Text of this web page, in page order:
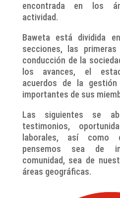
encontrada en los
actividad.
Baweta está dividida
secciones, las
conducción de la
los avances, el
acuerdos de la
importantes de sus
Las siguientes se
testimonios,
laborales, así como
pensemos sea de
comunidad, sea de
áreas geográficas.